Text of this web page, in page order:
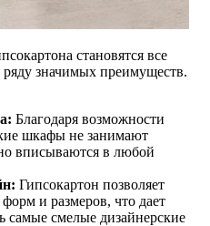
становятся все
значимых преимуществ.
Благодаря возможности
шкафы не занимают
вписываются в любой
Гипсокартон позволяет
и размеров, что дает
самые смелые дизайнерские